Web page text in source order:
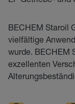
BECHEM Staroil
vielfältige
wurde. BECHEM
exzellenten